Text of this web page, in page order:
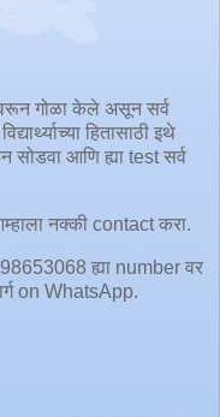
गोळा केले असून सर्व
हितासाठी इथे
आणि ह्या test सर्व
नक्की contact करा.
ह्या number वर
on WhatsApp.